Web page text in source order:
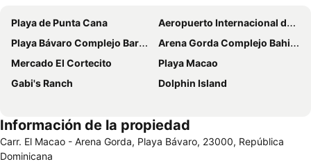
Playa de Punta Cana
Aeropuerto Internacional de Punta Cana
Playa Bávaro Complejo Barceló Bávaro
Arena Gorda Complejo Bahia Principe Bavaro
Mercado El Cortecito
Playa Macao
Gabi's Ranch
Dolphin Island
Información de la propiedad
Carr. El Macao - Arena Gorda, Playa Bávaro, 23000, República
Dominicana